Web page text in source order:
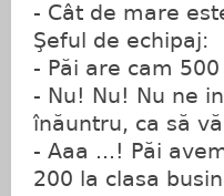
- Cât de mare
Şeful de echipaj:
- Păi are cam
- Nu! Nu! Nu ne
înăuntru, ca să
- Aaa ...! Păi
200 la clasa